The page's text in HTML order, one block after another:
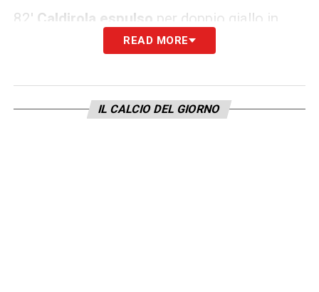
82′ Caldirola espulso per doppio giallo in
pochi minuti. Decisione giusta dell’arbitro
con il secondo cartellino quando allarga il
braccio e non lascia partire Duvan Zapata
READ MORE
IL CALCIO DEL GIORNO